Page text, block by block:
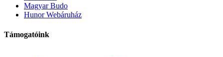
Magyar Budo
Hunor Webáruház
Támogatóink